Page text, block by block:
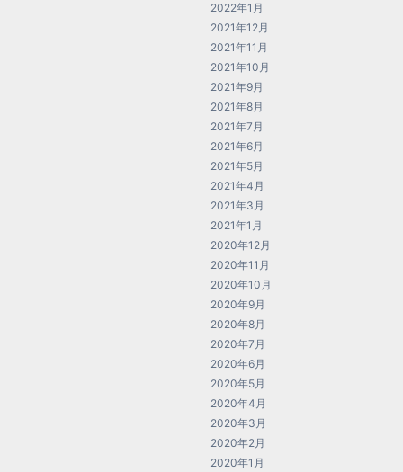
2022年1月
2021年12月
2021年11月
2021年10月
2021年9月
2021年8月
2021年7月
2021年6月
2021年5月
2021年4月
2021年3月
2021年1月
2020年12月
2020年11月
2020年10月
2020年9月
2020年8月
2020年7月
2020年6月
2020年5月
2020年4月
2020年3月
2020年2月
2020年1月